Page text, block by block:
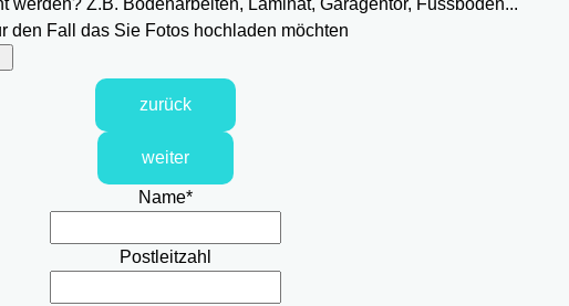
werden? Z.B. Bodenarbeiten, Laminat, Garagentor, Fussboden...
den Fall das Sie Fotos hochladen möchten
zurück
weiter
Name*
Postleitzahl